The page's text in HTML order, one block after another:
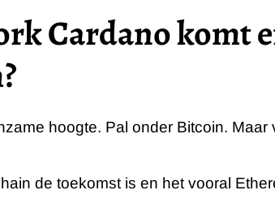
Cardano komt
hoogte. Pal onder Bitcoin.
de toekomst is en het vooral